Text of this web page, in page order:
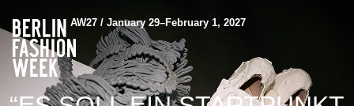
AW27 / January 29–February 1, 2027